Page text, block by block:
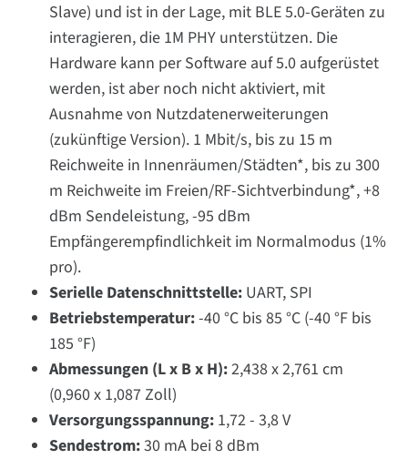
Slave) und ist in der Lage, mit BLE 5.0-Geräten zu
interagieren, die 1M PHY unterstützen. Die
Hardware kann per Software auf 5.0 aufgerüstet
werden, ist aber noch nicht aktiviert, mit
Ausnahme von Nutzdatenerweiterungen
(zukünftige Version). 1 Mbit/s, bis zu 15 m
Reichweite in Innenräumen/Städten*, bis zu 300
m Reichweite im Freien/RF-Sichtverbindung*, +8
dBm Sendeleistung, -95 dBm
Empfängerempfindlichkeit im Normalmodus (1%
pro).
Serielle Datenschnittstelle: UART, SPI
Betriebstemperatur:-40 °C bis 85 °C (-40 °F bis
185 °F)
Abmessungen (L x B x H):2,438 x 2,761 cm
(0,960 x 1,087 Zoll)
Versorgungsspannung: 1,72 - 3,8 V
Sendestrom:30 mA bei 8 dBm